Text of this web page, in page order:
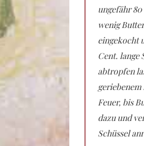
ungefähr
wenig
eingekocht
Cent. lange
abtropfen
geriebenem
Feuer, bis
dazu und
Schüssel